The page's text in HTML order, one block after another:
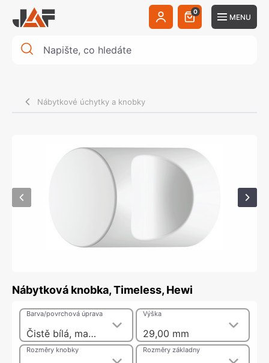
0
MENU
Nábytkové úchytky a knobky
Nábytková knobka, Timeless, Hewi
Čistě bílá, matný
Barva/povrchová úprava
29,00 mm
Výška
Rozměry knobky Rozměry základny